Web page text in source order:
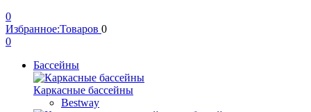
0
Избранное:Товаров 0
0
Бассейны
Каркасные бассейны
Bestway